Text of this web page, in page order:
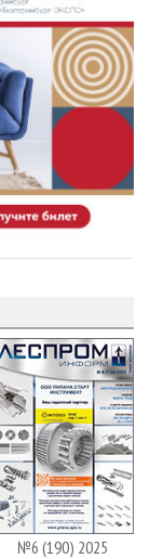
№6 (190) 2025